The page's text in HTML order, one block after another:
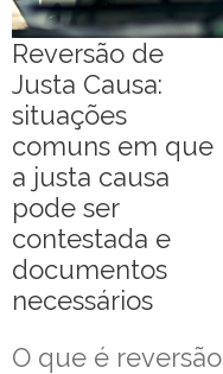
Reversão de
Justa Causa:
situações
comuns em que
a justa causa
pode ser
contestada e
documentos
necessários
O que é reversão